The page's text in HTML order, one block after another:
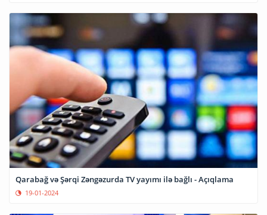
Qarabağ və Şərqi Zəngəzurda TV yayımı ilə bağlı - Açıqlama
19-01-2024